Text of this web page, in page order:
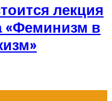
лекция
«Феминизм в